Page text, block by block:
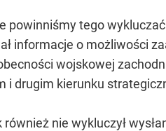
powinniśmy tego
informacje o możliwości
wojskowej
drugim kierunku
nie wykluczył